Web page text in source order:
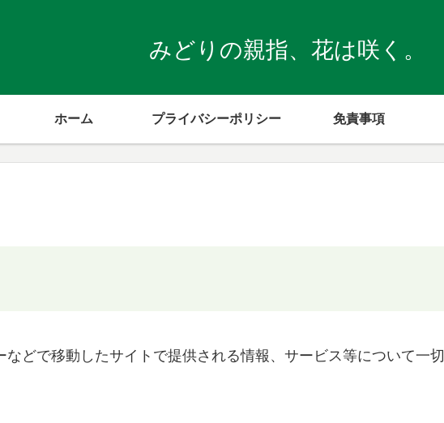
みどりの親指、花は咲く。
ホーム プライバシーポリシー 免責事項
どで移動したサイトで提供される情報、サービス等について一切